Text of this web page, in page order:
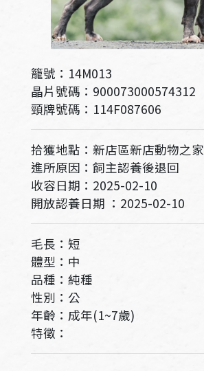
籠號：14M013
晶片號碼：900073000574312
頸牌號碼：114F087606
拾獲地點：新店區新店動物之家
進所原因：飼主認養後退回
收容日期：2025-02-10
開放認養日期 ：2025-02-10
毛長：短
體型：中
品種：純種
性別：公
年齡：成年(1~7歲)
特徵：